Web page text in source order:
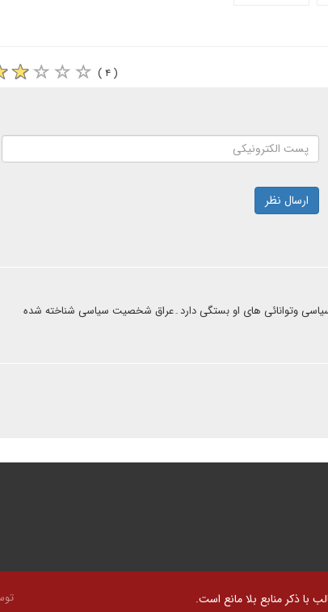
( ۴ )
ارسال نظر
وتوانائی های او بستگی دارد۔عراق شخصیت سیاسی شناخته شده
با ذکر منابع بلا مانع است.